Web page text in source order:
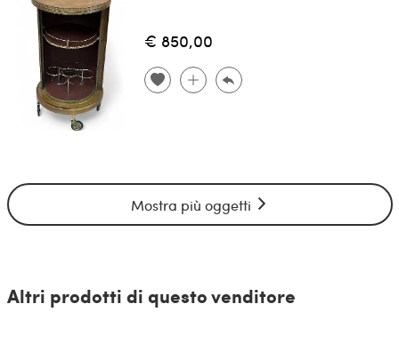
€ 850,00
Mostra più oggetti
Altri prodotti di questo venditore